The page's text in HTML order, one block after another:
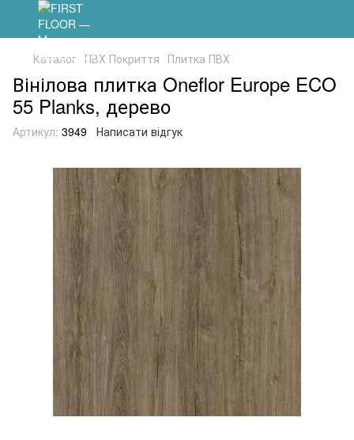
Каталог ПВХ Покриття Плитка ПВХ
Вінілова плитка Oneflor Europe ECO
55 Planks, дерево
Артикул: 3949 Написати відгук